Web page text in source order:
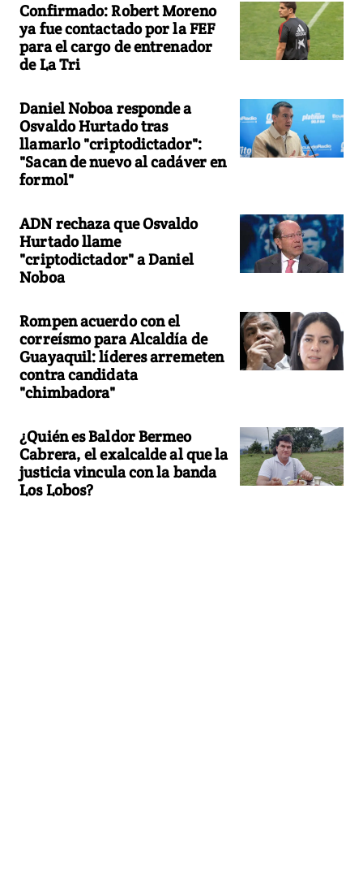
Confirmado: Robert Moreno
ya fue contactado por la FEF
para el cargo de entrenador
de La Tri
Daniel Noboa responde a
Osvaldo Hurtado tras
llamarlo "criptodictador":
"Sacan de nuevo al cadáver en
formol"
ADN rechaza que Osvaldo
Hurtado llame
"criptodictador" a Daniel
Noboa
Rompen acuerdo con el
correísmo para Alcaldía de
Guayaquil: líderes arremeten
contra candidata
"chimbadora"
¿Quién es Baldor Bermeo
Cabrera, el exalcalde al que la
justicia vincula con la banda
Los Lobos?